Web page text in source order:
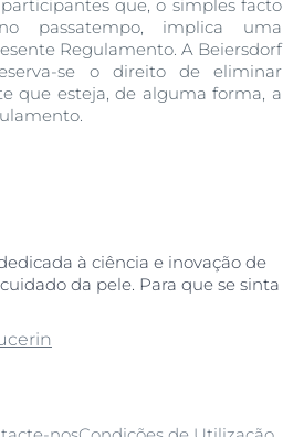
que, o simples facto
passatempo, implica uma
Regulamento. A Beiersdorf
se o direito de eliminar
que esteja, de alguma forma, a
à ciência e inovação de
da pele. Para que se sinta